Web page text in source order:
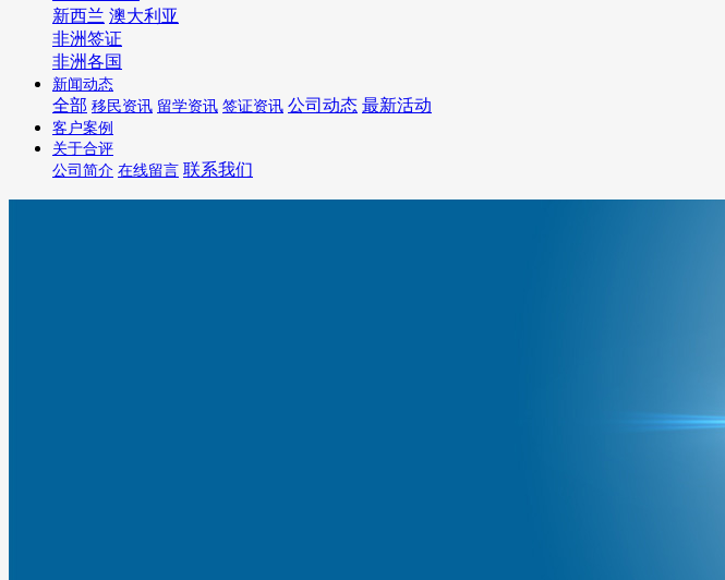
新西兰 澳大利亚
非洲签证
非洲各国
新闻动态
全部 移民资讯 留学资讯 签证资讯 公司动态 最新活动
客户案例
关于合评
公司简介 在线留言 联系我们